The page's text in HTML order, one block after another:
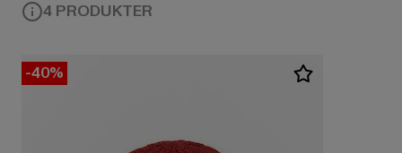
4 PRODUKTER
-40%